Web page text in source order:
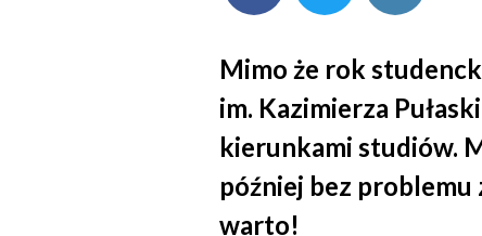
Mimo że rok
im. Kazimierza
kierunkami studiów.
później bez
warto!